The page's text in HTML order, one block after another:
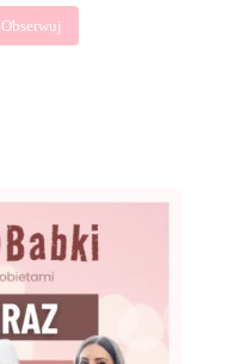
Obserwuj